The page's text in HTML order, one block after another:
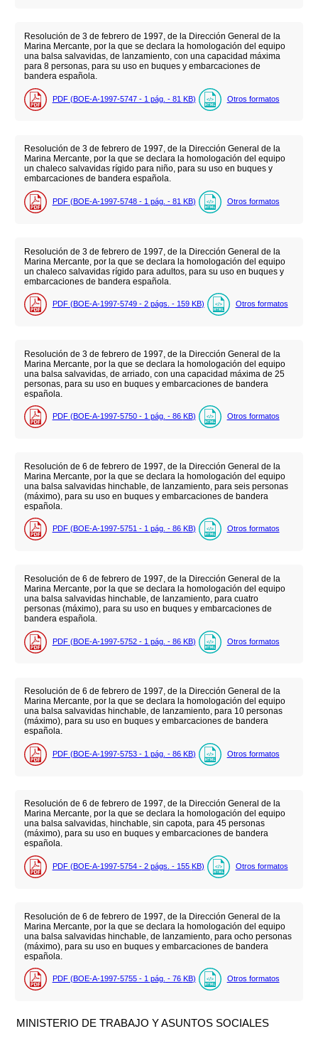
Resolución de 3 de febrero de 1997, de la Dirección General de la
Marina Mercante, por la que se declara la homologación del equipo
una balsa salvavidas, de lanzamiento, con una capacidad máxima
para 8 personas, para su uso en buques y embarcaciones de
bandera española.
PDF (BOE-A-1997-5747 - 1 pág. - 81 KB) Otros formatos
Resolución de 3 de febrero de 1997, de la Dirección General de la
Marina Mercante, por la que se declara la homologación del equipo
un chaleco salvavidas rígido para niño, para su uso en buques y
embarcaciones de bandera española.
PDF (BOE-A-1997-5748 - 1 pág. - 81 KB) Otros formatos
Resolución de 3 de febrero de 1997, de la Dirección General de la
Marina Mercante, por la que se declara la homologación del equipo
un chaleco salvavidas rígido para adultos, para su uso en buques y
embarcaciones de bandera española.
PDF (BOE-A-1997-5749 - 2 págs. - 159 KB) Otros formatos
Resolución de 3 de febrero de 1997, de la Dirección General de la
Marina Mercante, por la que se declara la homologación del equipo
una balsa salvavidas, de arriado, con una capacidad máxima de 25
personas, para su uso en buques y embarcaciones de bandera
española.
PDF (BOE-A-1997-5750 - 1 pág. - 86 KB) Otros formatos
Resolución de 6 de febrero de 1997, de la Dirección General de la
Marina Mercante, por la que se declara la homologación del equipo
una balsa salvavidas hinchable, de lanzamiento, para seis personas
(máximo), para su uso en buques y embarcaciones de bandera
española.
PDF (BOE-A-1997-5751 - 1 pág. - 86 KB) Otros formatos
Resolución de 6 de febrero de 1997, de la Dirección General de la
Marina Mercante, por la que se declara la homologación del equipo
una balsa salvavidas hinchable, de lanzamiento, para cuatro
personas (máximo), para su uso en buques y embarcaciones de
bandera española.
PDF (BOE-A-1997-5752 - 1 pág. - 86 KB) Otros formatos
Resolución de 6 de febrero de 1997, de la Dirección General de la
Marina Mercante, por la que se declara la homologación del equipo
una balsa salvavidas hinchable, de lanzamiento, para 10 personas
(máximo), para su uso en buques y embarcaciones de bandera
española.
PDF (BOE-A-1997-5753 - 1 pág. - 86 KB) Otros formatos
Resolución de 6 de febrero de 1997, de la Dirección General de la
Marina Mercante, por la que se declara la homologación del equipo
una balsa salvavidas, hinchable, sin capota, para 45 personas
(máximo), para su uso en buques y embarcaciones de bandera
española.
PDF (BOE-A-1997-5754 - 2 págs. - 155 KB) Otros formatos
Resolución de 6 de febrero de 1997, de la Dirección General de la
Marina Mercante, por la que se declara la homologación del equipo
una balsa salvavidas hinchable, de lanzamiento, para ocho personas
(máximo), para su uso en buques y embarcaciones de bandera
española.
PDF (BOE-A-1997-5755 - 1 pág. - 76 KB) Otros formatos
MINISTERIO DE TRABAJO Y ASUNTOS SOCIALES